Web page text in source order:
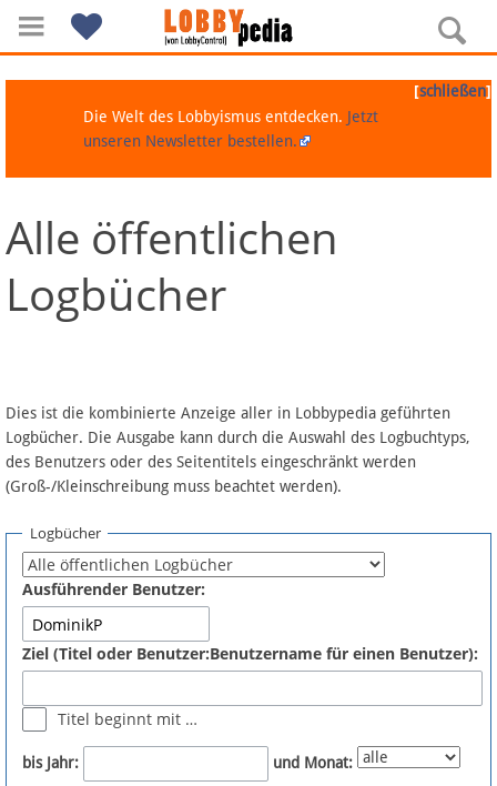
Navigation
Über Lobbypedia
Artikel nach Kategorien
FAQ
Fördermitglied werden
Fehler melden
Newsletter
[schließen]
Die Welt des Lobbyismus entdecken. Jetzt
unseren Newsletter bestellen.
Alle öffentlichen
Logbücher
Dies ist die kombinierte Anzeige aller in Lobbypedia geführten
Logbücher. Die Ausgabe kann durch die Auswahl des Logbuchtyps,
des Benutzers oder des Seitentitels eingeschränkt werden
(Groß-/Kleinschreibung muss beachtet werden).
Logbücher
Ausführender Benutzer:
Ziel (Titel oder Benutzer:Benutzername für einen Benutzer):
Titel beginnt mit …
bis Jahr: und Monat: